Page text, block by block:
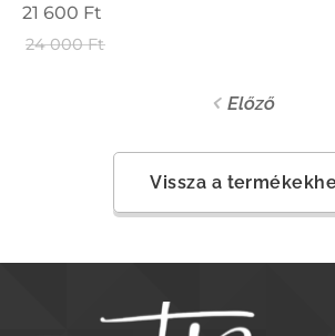
21 600 Ft
24 000Ft
Előző
Vissza a